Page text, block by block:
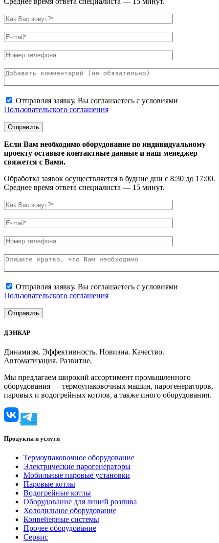
Отправляя заявку, Вы соглашаетесь с условиями
Пользовательского соглашения
Если Вам необходимо оборудование по индивидуальному
проекту оставьте контактные данные и наш менеджер
свяжется с Вами.
Обработка заявок осуществляется в будние дни с 8:30 до 17:00.
Среднее время ответа специалиста — 15 минут.
Отправляя заявку, Вы соглашаетесь с условиями
Пользовательского соглашения
ДЭНКАР
Динамизм. Эффективность. Новизна. Качество.
Автоматизация. Развитие.
Мы предлагаем широкий ассортимент промышленного
оборудования — термоупаковочных машин, парогенераторов,
паровых и водогрейных котлов, а также иного оборудования.
Продукты и услуги
Термоупаковочное оборудование
Электрические парогенераторы
Мобильные паровые установки
Паровые котлы
Водогрейные котлы
Оборудование для линий розлива
Холодильное оборудование
Конвейерные системы
Прочее оборудование
Сервис